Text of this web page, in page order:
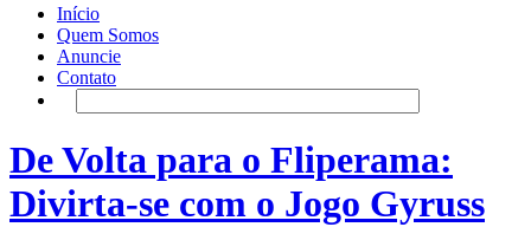
Início
Quem Somos
Anuncie
Contato
De Volta para o Fliperama:
Divirta-se com o Jogo Gyruss